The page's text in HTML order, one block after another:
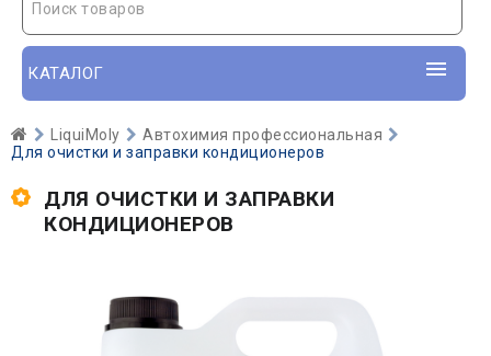
Поиск товаров
КАТАЛОГ
LiquiMoly
Автохимия профессиональная
Для очистки и заправки кондиционеров
ДЛЯ ОЧИСТКИ И ЗАПРАВКИ
КОНДИЦИОНЕРОВ